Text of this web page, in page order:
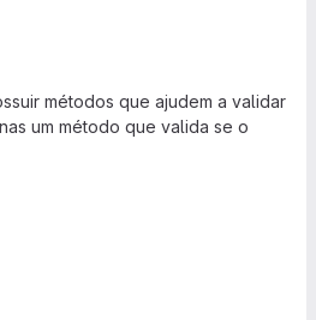
métodos que ajudem a validar
um método que valida se o